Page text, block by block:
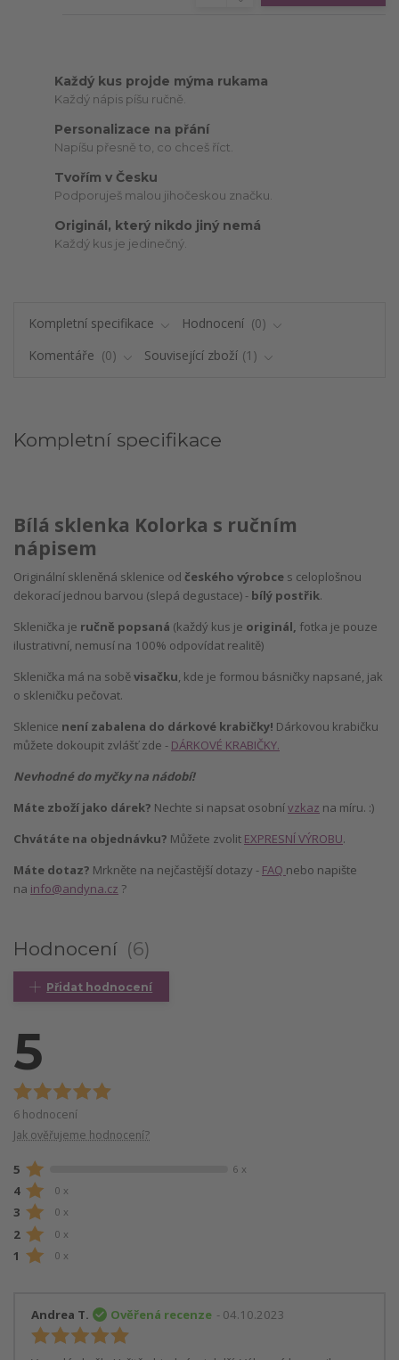
Každý kus projde mýma rukama
Každý nápis píšu ručně.
Personalizace na přání
Napíšu přesně to, co chceš říct.
Tvořím v Česku
Podporuješ malou jihočeskou značku.
Originál, který nikdo jiný nemá
Každý kus je jedinečný.
Kompletní specifikace Hodnocení
0
Komentáře
0 Související zboží 1
Kompletní specifikace
Bílá sklenka Kolorka s ručním
nápisem
Originální skleněná sklenice od českého výrobce s celoplošnou
dekorací jednou barvou (slepá degustace) - bílý postřik.
Sklenička je ručně popsaná (každý kus je originál, fotka je pouze
ilustrativní, nemusí na 100% odpovídat realitě)
Sklenička má na soběvisačku, kde je formou básničky napsané, jak
o skleničku pečovat.
Sklenice není zabalena do dárkové krabičky! Dárkovou krabičku
můžete dokoupit zvlášť zde - DÁRKOVÉ KRABIČKY.
Nevhodné do myčky na nádobí!
Máte zboží jako dárek? Nechte si napsat osobnívzkaz na míru. :)
Chvátáte na objednávku? Můžete zvolit EXPRESNÍ VÝROBU.
Máte dotaz? Mrkněte na nejčastější dotazy - FAQ nebo napište
na info@andyna.cz ?
Hodnocení 6
Přidat hodnocení
5
6 hodnocení
Jak ověřujeme hodnocení?
5 6 x
4 0 x
3 0 x
2 0 x
1 0 x
Andrea T. Ověřená recenze - 04.10.2023